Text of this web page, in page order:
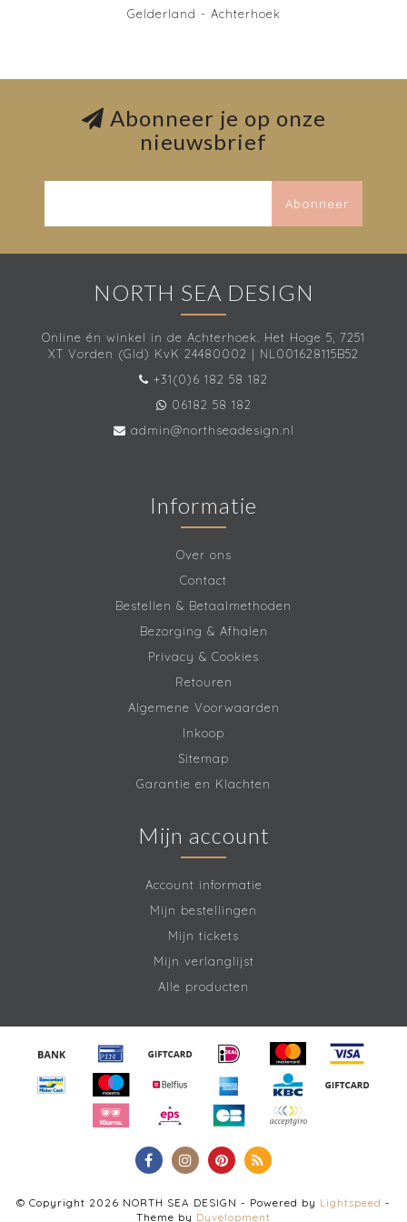
Gelderland - Achterhoek
Abonneer je op onze
nieuwsbrief
Abonneer
NORTH SEA DESIGN
Online én winkel in de Achterhoek. Het Hoge 5, 7251
XT Vorden (Gld) KvK 24480002 | NL001628115B52
+31(0)6 182 58 182
06182 58 182
admin@northseadesign.nl
Informatie
Over ons
Contact
Bestellen & Betaalmethoden
Bezorging & Afhalen
Privacy & Cookies
Retouren
Algemene Voorwaarden
Inkoop
Sitemap
Garantie en Klachten
Mijn account
Account informatie
Mijn bestellingen
Mijn tickets
Mijn verlanglijst
Alle producten
© Copyright 2026 NORTH SEA DESIGN - Powered by Lightspeed -
Theme by Dyvelopment